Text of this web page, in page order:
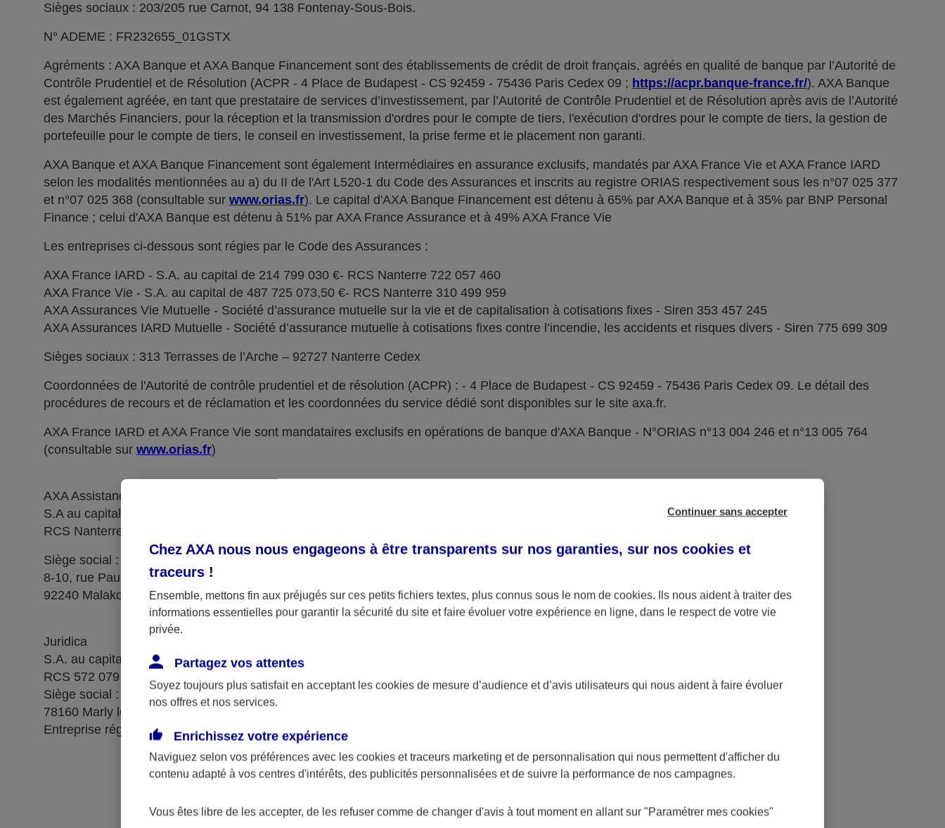
Sièges sociaux : 203/205 rue Carnot, 94 138 Fontenay-Sous-Bois.
N° ADEME : FR232655_01GSTX
Agréments : AXA Banque et AXA Banque Financement sont des établissements de crédit de droit français, agréés en qualité de banque par l’Autorité de
Contrôle Prudentiel et de Résolution (ACPR - 4 Place de Budapest - CS 92459 - 75436 Paris Cedex 09 ; https://acpr.banque-france.fr/). AXA Banque
est également agréée, en tant que prestataire de services d’investissement, par l’Autorité de Contrôle Prudentiel et de Résolution après avis de l’Autorité
des Marchés Financiers, pour la réception et la transmission d'ordres pour le compte de tiers, l'exécution d'ordres pour le compte de tiers, la gestion de
portefeuille pour le compte de tiers, le conseil en investissement, la prise ferme et le placement non garanti.
AXA Banque et AXA Banque Financement sont également Intermédiaires en assurance exclusifs, mandatés par AXA France Vie et AXA France IARD
selon les modalités mentionnées au a) du II de l'Art L520-1 du Code des Assurances et inscrits au registre ORIAS respectivement sous les n°07 025 377
et n°07 025 368 (consultable sur www.orias.fr). Le capital d'AXA Banque Financement est détenu à 65% par AXA Banque et à 35% par BNP Personal
Finance ; celui d'AXA Banque est détenu à 51% par AXA France Assurance et à 49% AXA France Vie
Les entreprises ci-dessous sont régies par le Code des Assurances :
AXA France IARD - S.A. au capital de 214 799 030 €- RCS Nanterre 722 057 460
AXA France Vie - S.A. au capital de 487 725 073,50 €- RCS Nanterre 310 499 959
AXA Assurances Vie Mutuelle - Société d’assurance mutuelle sur la vie et de capitalisation à cotisations fixes - Siren 353 457 245
AXA Assurances IARD Mutuelle - Société d’assurance mutuelle à cotisations fixes contre l’incendie, les accidents et risques divers - Siren 775 699 309
Sièges sociaux : 313 Terrasses de l’Arche – 92727 Nanterre Cedex
Coordonnées de l'Autorité de contrôle prudentiel et de résolution (ACPR) : - 4 Place de Budapest - CS 92459 - 75436 Paris Cedex 09. Le détail des
procédures de recours et de réclamation et les coordonnées du service dédié sont disponibles sur le site axa.fr.
AXA France IARD et AXA France Vie sont mandataires exclusifs en opérations de banque d'AXA Banque - N°ORIAS n°13 004 246 et n°13 005 764
(consultable sur www.orias.fr)
AXA Assistance France Assurances,
S.A au capital de 51 429 430,40 €,
RCS Nanterre 415 392 724
Siège social :
8-10, rue Paul Vaillant Couturier
92240 Malakoff
Juridica
S.A. au capital de 14 627 854,68 €
RCS 572 079 150 Versailles
Siège social : 1, place Victorien Sardou
78160 Marly le Roi
Entreprise régie par le code des assurances
Réserves d'acceptation du crédit
Continuer sans accepter
Chez AXA nous nous engageons à être transparents sur nos garanties, sur nos cookies et
traceurs !
Ensemble, mettons fin aux préjugés sur ces petits fichiers textes, plus connus sous le nom de cookies. Ils nous aident à traiter des
informations essentielles pour garantir la sécurité du site et faire évoluer votre expérience en ligne, dans le respect de votre vie
privée.
Partagez vos attentes
Soyez toujours plus satisfait en acceptant les cookies de mesure d’audience et d’avis utilisateurs qui nous aident à faire évoluer
nos offres et nos services.
Enrichissez votre expérience
Naviguez selon vos préférences avec les cookies et traceurs marketing et de personnalisation qui nous permettent d'afficher du
contenu adapté à vos centres d'intérêts, des publicités personnalisées et de suivre la performance de nos campagnes.
Vous êtes libre de les accepter, de les refuser comme de changer d'avis à tout moment en allant sur "Paramétrer mes cookies"